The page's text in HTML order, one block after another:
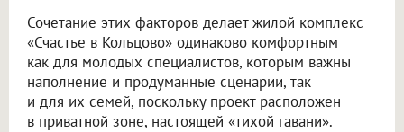
Сочетание этих факторов делает жилой комплекс
«Счастье в Кольцово» одинаково комфортным
как для молодых специалистов, которым важны
наполнение и продуманные сценарии, так
и для их семей, поскольку проект расположен
в приватной зоне, настоящей «тихой гавани».